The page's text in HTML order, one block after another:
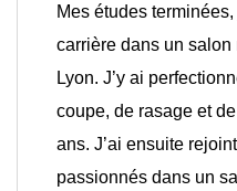
Mes études
carrière dans un
Lyon. J’y ai
coupe, de rasage et
ans. J’ai ensuite
passionnés dans un